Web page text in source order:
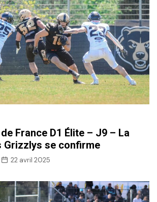
France D1 Élite – J9 – La
Grizzlys se confirme
22 avril 2025